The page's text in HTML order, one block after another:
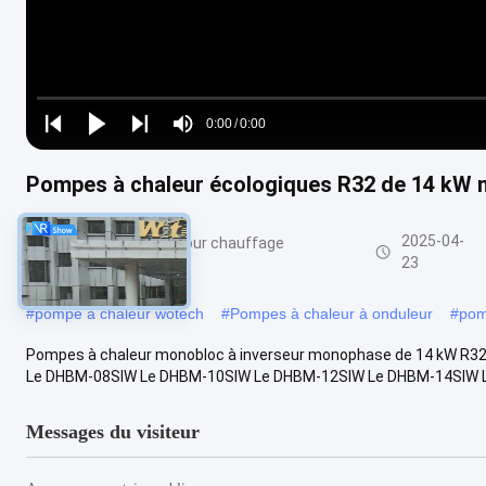
Play
Play
Play
Mute
Time
0:00/0:00
Loaded:
0%
Pompes à chaleur écologiques R32 de 14
Pompes à chaleur pour chauffage
domestique
2025-04-
23
#pompe à chaleur wotech #Pompes à chaleur à onduleur #
Pompes à chaleur monobloc à inverseur monophase de 14 kW
Le DHBM-08SIW Le DHBM-10SIW Le DHBM-12SIW Le DHBM-14SIW
Messages du visiteur